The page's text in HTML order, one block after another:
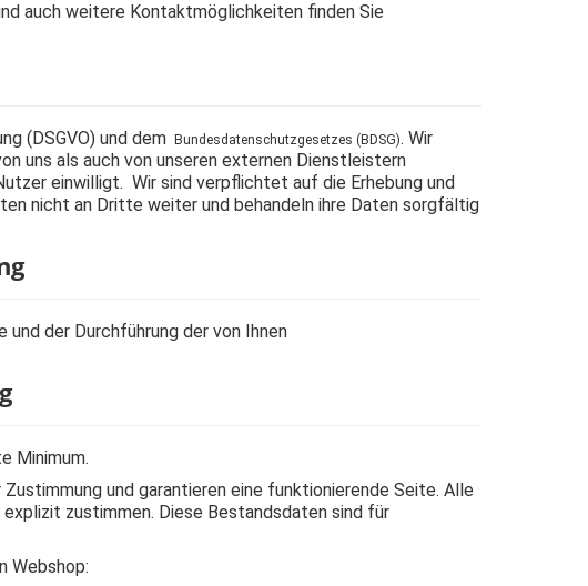
auch weitere Kontaktmöglichkeiten finden Sie
(DSGVO) und dem Bundesdatenschutzgesetzes (BDSG). Wir
uns als auch von unseren externen Dienstleistern
einwilligt. Wir sind verpflichtet auf die Erhebung und
nicht an Dritte weiter und behandeln ihre Daten sorgfältig
der Durchführung der von Ihnen
Minimum.
und garantieren eine funktionierende Seite. Alle
zustimmen. Diese Bestandsdaten sind für
Webshop: